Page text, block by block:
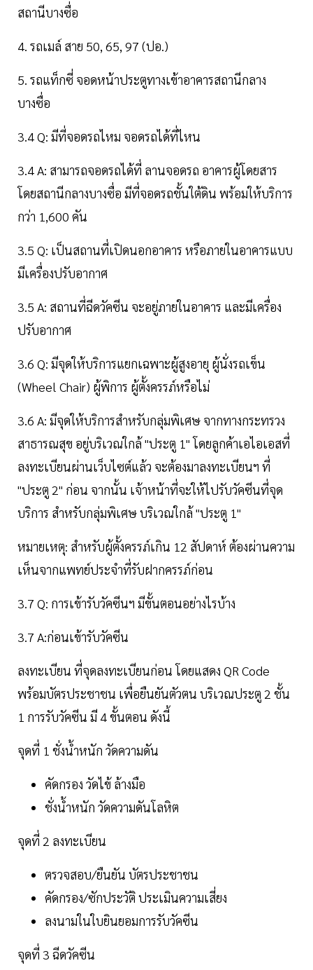
สถานีบางซื่อ
4. รถเมล์ สาย 50, 65, 97 (ปอ.)
5. รถแท็กซี่ จอดหน้าประตูทางเข้าอาคารสถานีกลาง
บางซื่อ
3.4 Q: มีที่จอดรถไหม จอดรถได้ที่ไหน
3.4 A: สามารถจอดรถได้ที่ ลานจอดรถ อาคารผู้โดยสาร
โดยสถานีกลางบางซื่อ มีที่จอดรถชั้นใต้ดิน พร้อมให้บริการ
กว่า 1,600 คัน
3.5 Q: เป็นสถานที่เปิดนอกอาคาร หรือภายในอาคารแบบ
มีเครื่องปรับอากาศ
3.5 A: สถานที่ฉีดวัคซีน จะอยู่ภายในอาคาร และมีเครื่อง
ปรับอากาศ
3.6 Q: มีจุดให้บริการแยกเฉพาะผู้สูงอายุ ผู้นั่งรถเข็น
(Wheel Chair) ผู้พิการ ผู้ตั้งครรภ์หรือไม่
3.6 A: มีจุดให้บริการสำหรับกลุ่มพิเศษ จากทางกระทรวง
สาธารณสุข อยู่บริเวณใกล้ "ประตู 1" โดยลูกค้าเอไอเอสที่
ลงทะเบียนผ่านเว็บไซต์แล้ว จะต้องมาลงทะเบียนฯ ที่
"ประตู 2" ก่อน จากนั้น เจ้าหน้าที่จะให้ไปรับวัคซีนที่จุด
บริการ สำหรับกลุ่มพิเศษ บริเวณใกล้ "ประตู 1"
หมายเหตุ: สำหรับผู้ตั้งครรภ์เกิน 12 สัปดาห์ ต้องผ่านความ
เห็นจากแพทย์ประจำที่รับฝากครรภ์ก่อน
3.7 Q: การเข้ารับวัคซีนฯ มีขั้นตอนอย่างไรบ้าง
3.7 A:ก่อนเข้ารับวัคซีน
ลงทะเบียน ที่จุดลงทะเบียนก่อน โดยแสดง QR Code
พร้อมบัตรประชาชน เพื่อยืนยันตัวตน บริเวณประตู 2 ชั้น
1 การรับวัคซีน มี 4 ขั้นตอน ดังนี้
จุดที่ 1 ชั่งน้ำหนัก วัดความดัน
คัดกรอง วัดไข้ ล้างมือ
ชั่งน้ำหนัก วัดความดันโลหิต
จุดที่ 2 ลงทะเบียน
ตรวจสอบ/ยืนยัน บัตรประชาชน
คัดกรอง/ซักประวัติ ประเมินความเสี่ยง
ลงนามในใบยินยอมการรับวัคซีน
จุดที่ 3 ฉีดวัคซีน